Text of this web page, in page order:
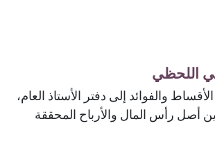
اللحظي
والفوائد إلى دفتر الأستاذ العام،
أصل رأس المال والأرباح المحققة